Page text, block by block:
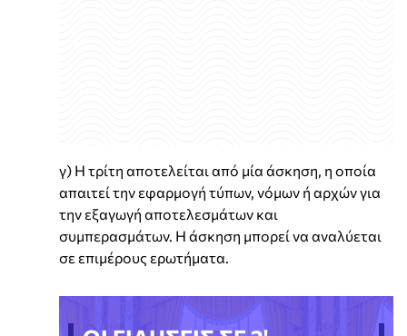
γ) Η τρίτη αποτελείται από μία άσκηση, η οποία
απαιτεί την εφαρμογή τύπων, νόμων ή αρχών για
την εξαγωγή αποτελεσμάτων και
συμπερασμάτων. Η άσκηση μπορεί να αναλύεται
σε επιμέρους ερωτήματα.